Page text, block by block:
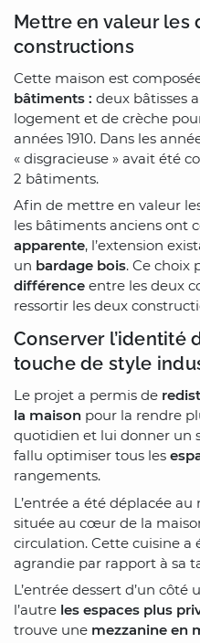
Mettre en valeur les
constructions
Cette maison est
bâtiments : deux bâtisses
logement et de crèche
années 1910. Dans les
« disgracieuse » avait été
2 bâtiments.
Afin de mettre en valeur
les bâtiments anciens ont
apparente, l’extension
un bardage bois. Ce choix
différence entre les deux
ressortir les deux
Conserver l’identité
touche de style
Le projet a permis de
la maison pour la rendre
quotidien et lui donner un
fallu optimiser tous les
rangements.
L’entrée a été déplacée au
située au cœur de la
circulation. Cette cuisine
agrandie par rapport à sa
L’entrée dessert d’un côté
l’autre les espaces plus
trouve une mezzanine en